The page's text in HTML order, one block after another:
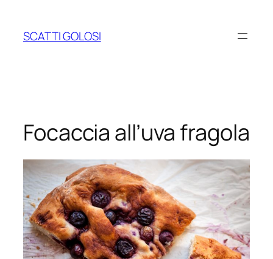
contenuto
SCATTI GOLOSI
Focaccia all’uva fragola